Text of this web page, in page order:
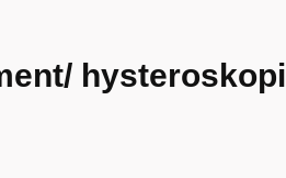
hysteroskopi